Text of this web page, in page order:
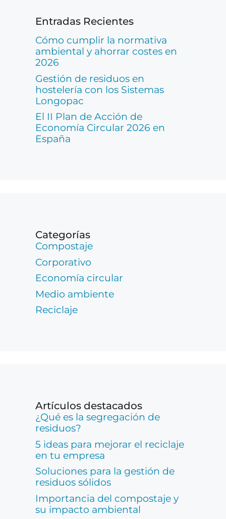
Entradas Recientes
Cómo cumplir la normativa
ambiental y ahorrar costes en
2026
Gestión de residuos en
hostelería con los Sistemas
Longopac
El II Plan de Acción de
Economía Circular 2026 en
España
Categorías
Compostaje
Corporativo
Economía circular
Medio ambiente
Reciclaje
Artículos destacados
¿Qué es la segregación de
residuos?
5 ideas para mejorar el reciclaje
en tu empresa
Soluciones para la gestión de
residuos sólidos
Importancia del compostaje y
su impacto ambiental